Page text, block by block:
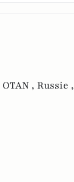
OTAN , Russie ,